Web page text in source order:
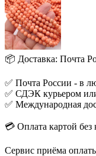
📦 Доставка: Почта
✅ Почта России - в
✅ СДЭК курьером
✅ Международная
💳 Оплата картой без
Сервис приёма